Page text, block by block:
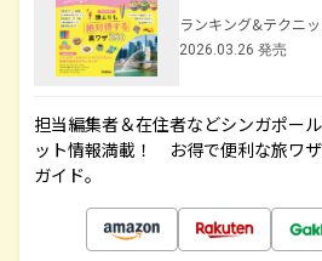
ランキング&テクニ
2026.03.26 発売
担当編集者＆在住者などシンガポー
ット情報満載！ お得で便利な旅ワ
ガイド。